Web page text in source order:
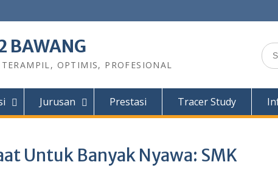
BAWANG
OPTIMIS, PROFESIONAL
Jurusan Prestasi Tracer Study
Untuk Banyak Nyawa: SMK